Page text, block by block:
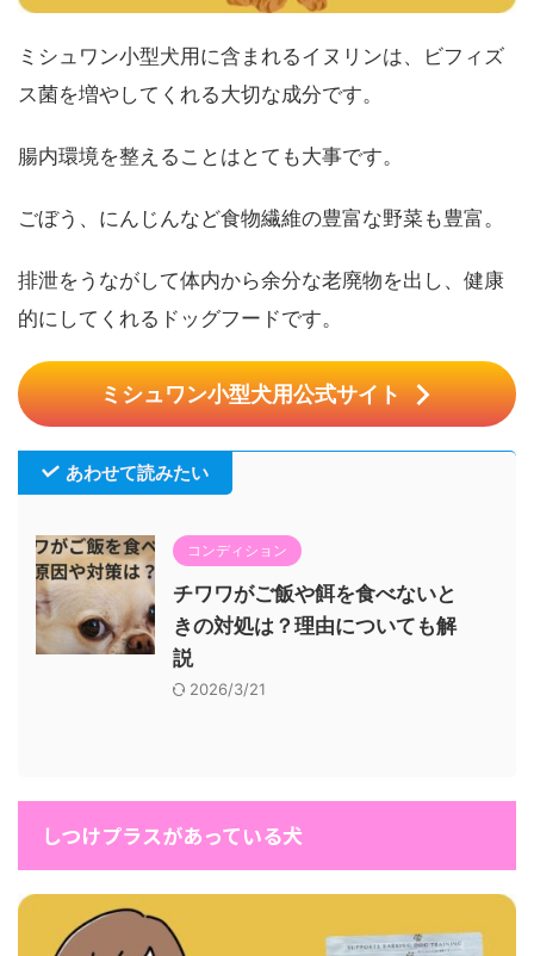
ミシュワン小型犬用に含まれるイヌリンは、ビフィズ
ス菌を増やしてくれる大切な成分です。
腸内環境を整えることはとても大事です。
ごぼう、にんじんなど食物繊維の豊富な野菜も豊富。
排泄をうながして体内から余分な老廃物を出し、健康
的にしてくれるドッグフードです。
ミシュワン小型犬用公式サイト
あわせて読みたい
コンディション
チワワがご飯や餌を食べないと
きの対処は？理由についても解
説
2026/3/21
しつけプラスがあっている犬